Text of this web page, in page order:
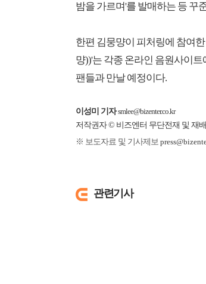
밤을 가르며'를 발매하는 등 꾸
한편 김뭉먕이 피처링에 참여한
먕))'는 각종 온라인 음원사이
팬들과 만날 예정이다.
이성미 기자 smlee@bizenter.co.kr
저작권자 © 비즈엔터 무단전재 및 재
※ 보도자료 및 기사제보
관련기사